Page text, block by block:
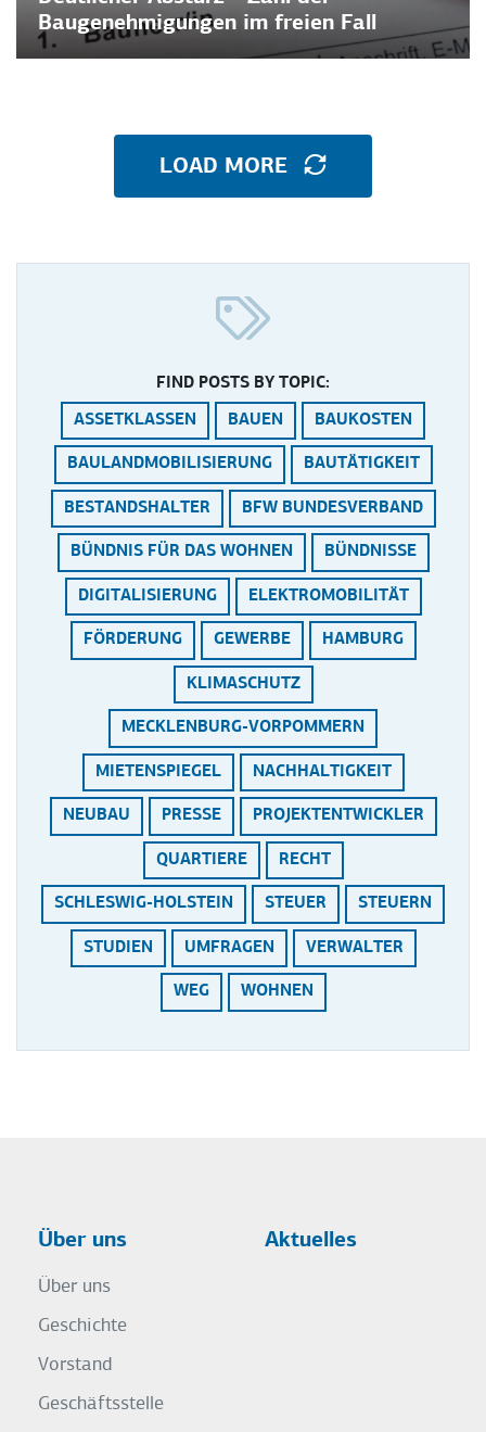
Baugenehmigungen im freien Fall
LOAD MORE
FIND POSTS BY TOPIC:
ASSETKLASSEN BAUEN BAUKOSTEN
BAULANDMOBILISIERUNG BAUTÄTIGKEIT
BESTANDSHALTER BFW BUNDESVERBAND
BÜNDNIS FÜR DAS WOHNEN BÜNDNISSE
DIGITALISIERUNG ELEKTROMOBILITÄT
FÖRDERUNG GEWERBE HAMBURG
KLIMASCHUTZ
MECKLENBURG-VORPOMMERN
MIETENSPIEGEL NACHHALTIGKEIT
NEUBAU PRESSE PROJEKTENTWICKLER
QUARTIERE RECHT
SCHLESWIG-HOLSTEIN STEUER STEUERN
STUDIEN UMFRAGEN VERWALTER
WEG WOHNEN
Über uns
Über uns
Geschichte
Vorstand
Geschäftsstelle
Aktuelles